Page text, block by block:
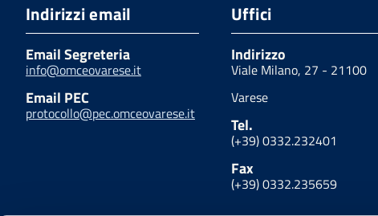
Indirizzi email
Email Segreteria
info@omceovarese.it
Email PEC
protocollo@pec.omceovarese.it
Uffici
Indirizzo
Viale Milano, 27 - 21100
Varese
Tel.
(+39) 0332.232401
Fax
(+39) 0332.235659